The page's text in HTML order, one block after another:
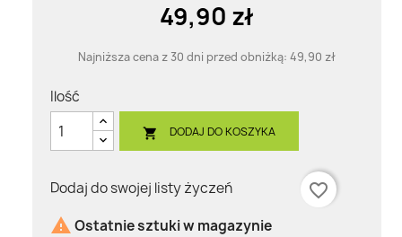
49,90 zł
Najniższa cena z 30 dni przed obniżką: 49,90 zł
Ilość
 DODAJ DO KOSZYKA
Dodaj do swojej listy życzeń
favorite_border
 Ostatnie sztuki w magazynie